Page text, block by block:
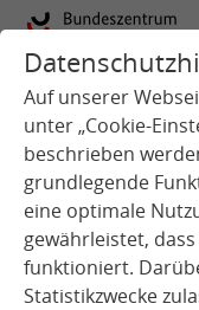
Auf unserer
unter „Cookie-
beschrieben
grundlegende
eine optimale
gewährleistet,
funktioniert.
Statistikzwecke
: